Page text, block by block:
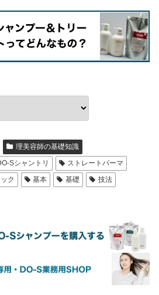
理美容師の基礎知識
Sシャントリ
ストレートパーマ
ク 基本 基礎
技法